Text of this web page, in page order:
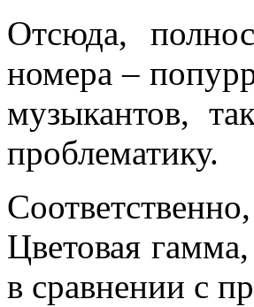
Отсюда,
номера –
музыкантов,
проблематику.
Цветовая
в сравнении с